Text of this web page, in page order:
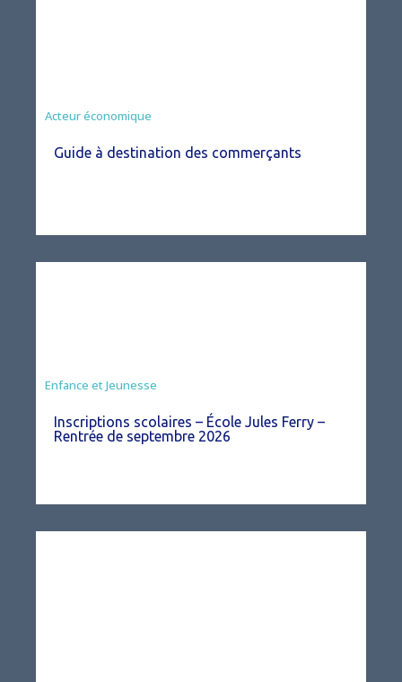
Acteur économique
Guide à destination des commerçants
Enfance et Jeunesse
Inscriptions scolaires – École Jules Ferry –
Rentrée de septembre 2026